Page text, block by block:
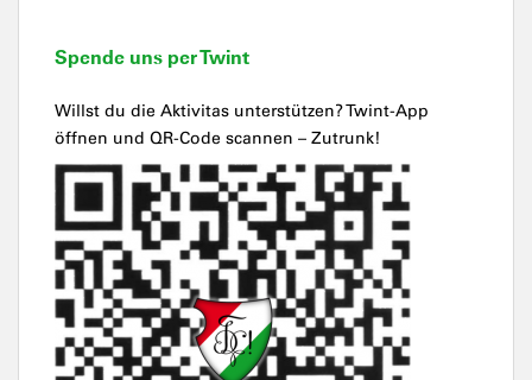
Spende uns per Twint
Willst du die Aktivitas unterstützen? Twint-App
öffnen und QR-Code scannen – Zutrunk!